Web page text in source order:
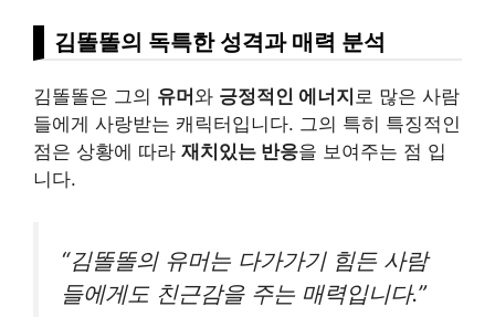
김똘똘의 독특한 성격과 매력 분석
김똘똘은 그의 유머 와 긍정적인 에너지 로 많은 사람
들에게 사랑받는 캐릭터입니다. 그의 특히 특징적인
점은 상황에 따라 재치있는 반응을 보여주는 점 입
니다.
“김똘똘의 유머는 다가가기 힘든 사람
들에게도 친근감을 주는 매력입니다.”